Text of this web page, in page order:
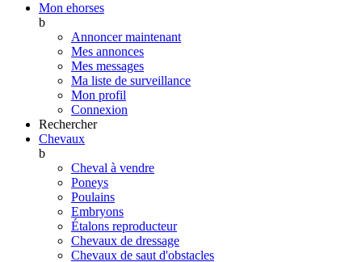
Mon ehorses
b
Annoncer maintenant
Mes annonces
Mes messages
Ma liste de surveillance
Mon profil
Connexion
Rechercher
Chevaux
b
Cheval à vendre
Poneys
Poulains
Embryons
Étalons reproducteur
Chevaux de dressage
Chevaux de saut d'obstacles